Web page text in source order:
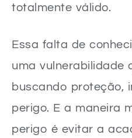
totalmente válido.
Essa falta de
uma vulnerabilidade
buscando proteção,
perigo. E a maneira
perigo é evitar a